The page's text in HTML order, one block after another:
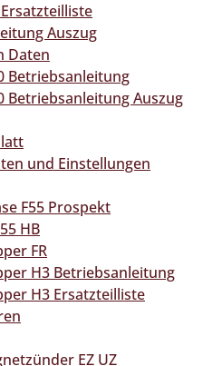
Auszug
Daten
Betriebsanleitung
Betriebsanleitung Auszug
und Einstellungen
F55 Prospekt
HB
FR
H3 Betriebsanleitung
H3 Ersatzteilliste
EZ UZ